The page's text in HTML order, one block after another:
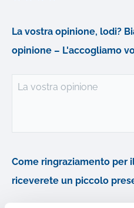
La vostra opinione, lodi?
opinione – L'accogliamo
La vostra opinione
Come ringraziamento per
riceverete un piccolo